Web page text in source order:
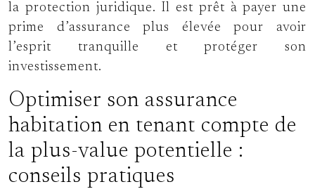
la protection juridique. Il est prêt à payer une
prime d’assurance plus élevée pour avoir
l’esprit tranquille et protéger son
investissement.
Optimiser son assurance
habitation en tenant compte de
la plus-value potentielle :
conseils pratiques